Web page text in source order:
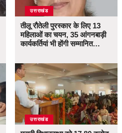
उत्तराखंड
तीलू रौतेली पुरस्कार के लिए 13
महिलाओं का चयन, 35 आंगनबाड़ी
कार्यकर्तियां भी होंगी सम्मानित…
उत्तराखंड